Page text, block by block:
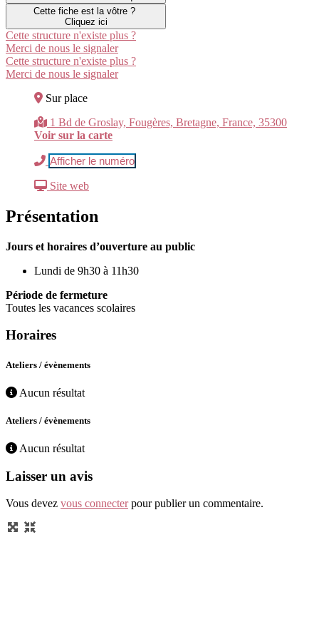
Cette fiche est la vôtre ?
Cliquez ici
Cette structure n'existe plus ?
Merci de nous le signaler
Cette structure n'existe plus ?
Merci de nous le signaler
Sur place
1 Bd de Groslay, Fougères, Bretagne, France, 35300
Voir sur la carte
Afficher le numéro
Site web
Présentation
Jours et horaires d’ouverture au public
Lundi de 9h30 à 11h30
Période de fermeture
Toutes les vacances scolaires
Horaires
Ateliers / évènements
Aucun résultat
Ateliers / évènements
Aucun résultat
Laisser un avis
Vous devez vous connecterpour publier un commentaire.